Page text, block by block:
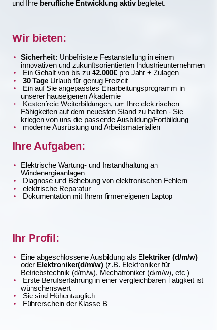
und Ihre berufliche Entwicklung aktiv begleitet.
Wir bieten:
Sicherheit: Unbefristete Festanstellung in einem
innovativen und zukunftsorientierten Industrieunternehmen
Ein Gehalt von bis zu 42.000€pro Jahr + Zulagen
30 TageUrlaub für genug Freizeit
Ein auf Sie angepasstes Einarbeitungsprogramm in
unserer hauseigenen Akademie
Kostenfreie Weiterbildungen, um Ihre elektrischen
Fähigkeiten auf dem neuesten Stand zu halten - Sie
kriegen von uns die passende Ausbildung/Fortbildung
moderne Ausrüstung und Arbeitsmaterialien
Ihre Aufgaben:
Elektrische Wartung- und Instandhaltung an
Windenergieanlagen
Diagnose und Behebung von elektronischen Fehlern
elektrische Reparatur
Dokumentation mit Ihrem firmeneigenen Laptop
Ihr Profil:
Eine abgeschlossene Ausbildung als Elektriker (d/m/w)
oder Elektroniker(d/m/w)(z.B. Elektroniker für
Betriebstechnik (d/m/w), Mechatroniker (d/m/w), etc.)
Erste Berufserfahrung in einer vergleichbaren Tätigkeit ist
wünschenswert
Sie sind Höhentauglich
Führerschein der Klasse B